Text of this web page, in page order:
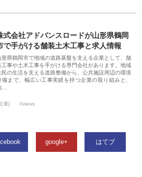
式会社アドバンスロードが山形県鶴岡
で手がける舗装土木工事と求人情報
形県鶴岡市で地域の道路基盤を支える企業として、舗
工事や土木工事を手がける専門会社があります。地域
民の生活を支える道路整備から、公共施設周辺の環境
備まで、幅広い工事実績を持つ企業の取り組みと、
…
業] 0views
google+ はてブ